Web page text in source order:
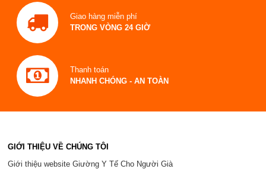
Giao hàng miễn phí
TRONG VÒNG 24 GIỜ
Thanh toán
NHANH CHÓNG - AN TOÀN
GIỚI THIỆU VỀ CHÚNG TÔI
Giới thiệu website Giường Y Tế Cho Người Già